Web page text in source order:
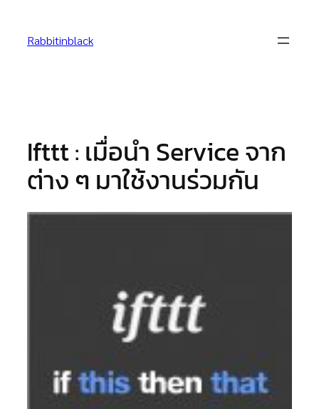
content
Rabbitinblack
Ifttt : เมื่อนำ Service จาก
ต่าง ๆ มาใช้งานร่วมกัน